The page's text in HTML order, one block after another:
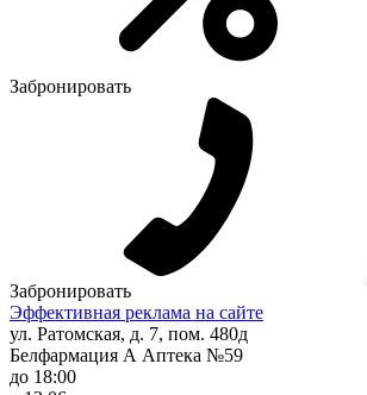
Забронировать
Забронировать
Эффективная реклама на сайте
ул. Ратомская, д. 7, пом. 480д
Белфармация А Аптека №59
до 18:00